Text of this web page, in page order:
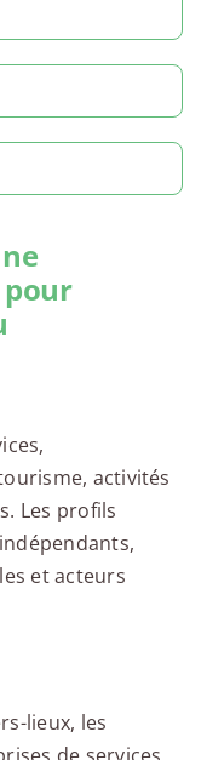
pour
activités
Les profils
et acteurs
lieux, les